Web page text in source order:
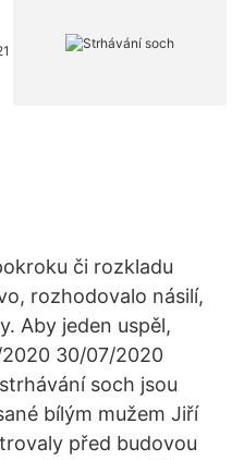
či rozkladu
rozhodoval­o násilí,
Aby jeden uspěl,
30/07/2020
soch jsou
bílým mužem Jiří
před budovou